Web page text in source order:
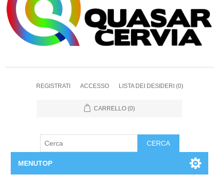
REGISTRATI ACCESSO LISTA DEI DESIDERI (0)
CARRELLO (0)
CERCA
MENUTOP